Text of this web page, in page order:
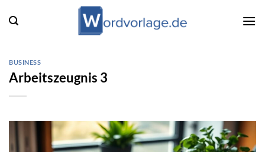
Inhalt
BUSINESS
Arbeitszeugnis 3